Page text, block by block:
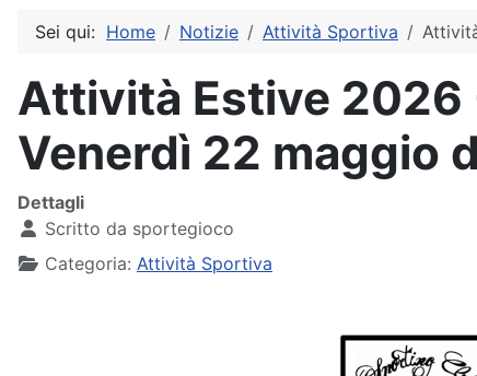
Sei qui: Home Notizie Attività Sportiva
Attività Estive 2026
Venerdì 22 maggio
Dettagli
Scritto da sportegioco
Categoria: Attività Sportiva